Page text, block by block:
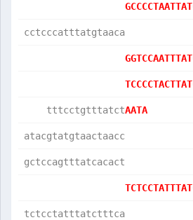
cctcccatttatgtaaca
    tttcctgtttatct
atacgtatgtaactaacc
gctccagtttatcacact
tctcctatttatctttca